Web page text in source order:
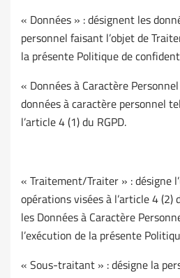
« Données » : désignent les
personnel faisant l’objet de
la présente Politique de
« Données à Caractère
données à caractère personnel
l’article 4 (1) du RGPD.
« Traitement/Traiter » : désigne
opérations visées à l’article 4 (2)
les Données à Caractère
l’exécution de la présente
« Sous-traitant » : désigne la